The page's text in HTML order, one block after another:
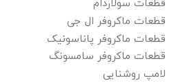
قطعات سولاردام
قطعات ماکروفر ال جی
قطعات ماکروفر پاناسونیک
قطعات ماکروفر سامسونگ
لامپ روشنایی